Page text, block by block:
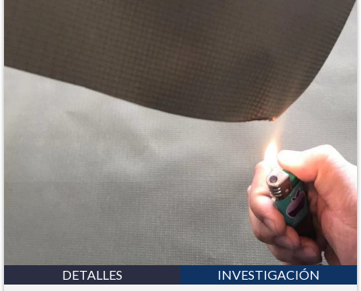
DETALLES
INVESTIGACIÓN